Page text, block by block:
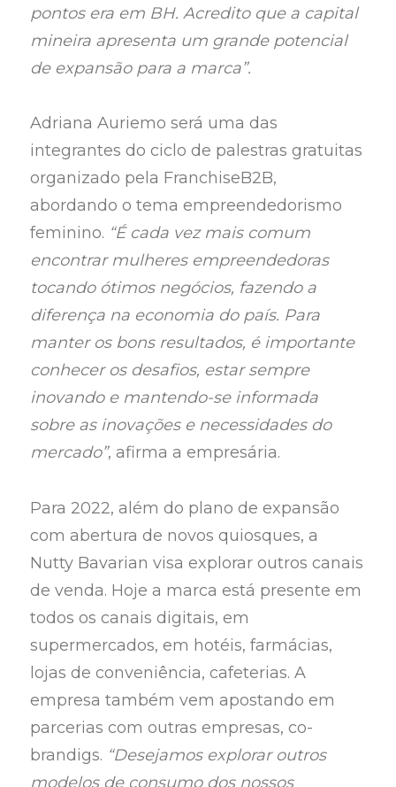
pontos era em BH. Acredito que a capital
mineira apresenta um grande potencial
de expansão para a marca”.
Adriana Auriemo será uma das
integrantes do ciclo de palestras gratuitas
organizado pela FranchiseB2B,
abordando o tema empreendedorismo
feminino. “É cada vez mais comum
encontrar mulheres empreendedoras
tocando ótimos negócios, fazendo a
diferença na economia do país. Para
manter os bons resultados, é importante
conhecer os desafios, estar sempre
inovando e mantendo-se informada
sobre as inovações e necessidades do
mercado”, afirma a empresária.
Para 2022, além do plano de expansão
com abertura de novos quiosques, a
Nutty Bavarian visa explorar outros canais
de venda. Hoje a marca está presente em
todos os canais digitais, em
supermercados, em hotéis, farmácias,
lojas de conveniência, cafeterias. A
empresa também vem apostando em
parcerias com outras empresas, co-
brandigs. “Desejamos explorar outros
modelos de consumo dos nossos